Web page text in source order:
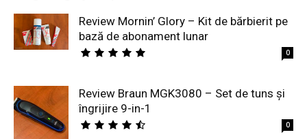
Review Mornin’ Glory – Kit de bărbierit pe
bază de abonament lunar
0
Review Braun MGK3080 – Set de tuns și
îngrijire 9-in-1
0